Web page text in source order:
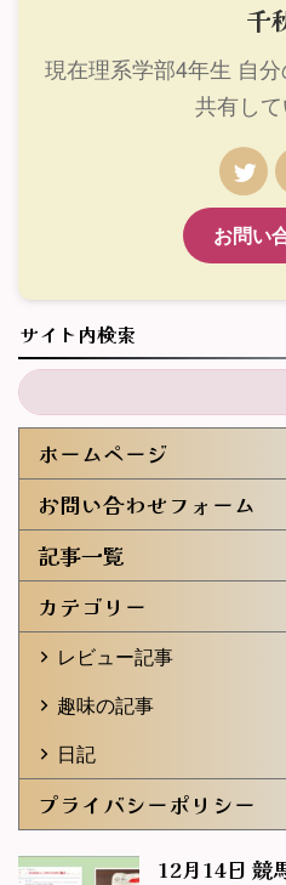
千
現在理系学部4年生 自
共有し
お問い
サイト内検索
ホームページ
お問い合わせフォーム
記事一覧
カテゴリー
レビュー記事
趣味の記事
日記
プライバシーポリシー
12月14日 競